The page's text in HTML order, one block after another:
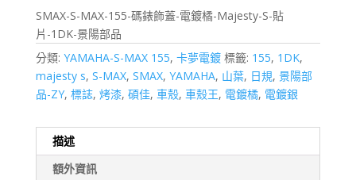
SMAX-S-MAX-155-碼錶飾蓋-電鍍橘-Majesty-S-貼
片-1DK-景陽部品
分類: YAMAHA-S-MAX 155, 卡夢電鍍 標籤: 155, 1DK,
majesty s, S-MAX, SMAX, YAMAHA, 山葉, 日規, 景陽部
品-ZY, 標誌, 烤漆, 碩佳, 車殼, 車殼王, 電鍍橘, 電鍍銀
描述
額外資訊